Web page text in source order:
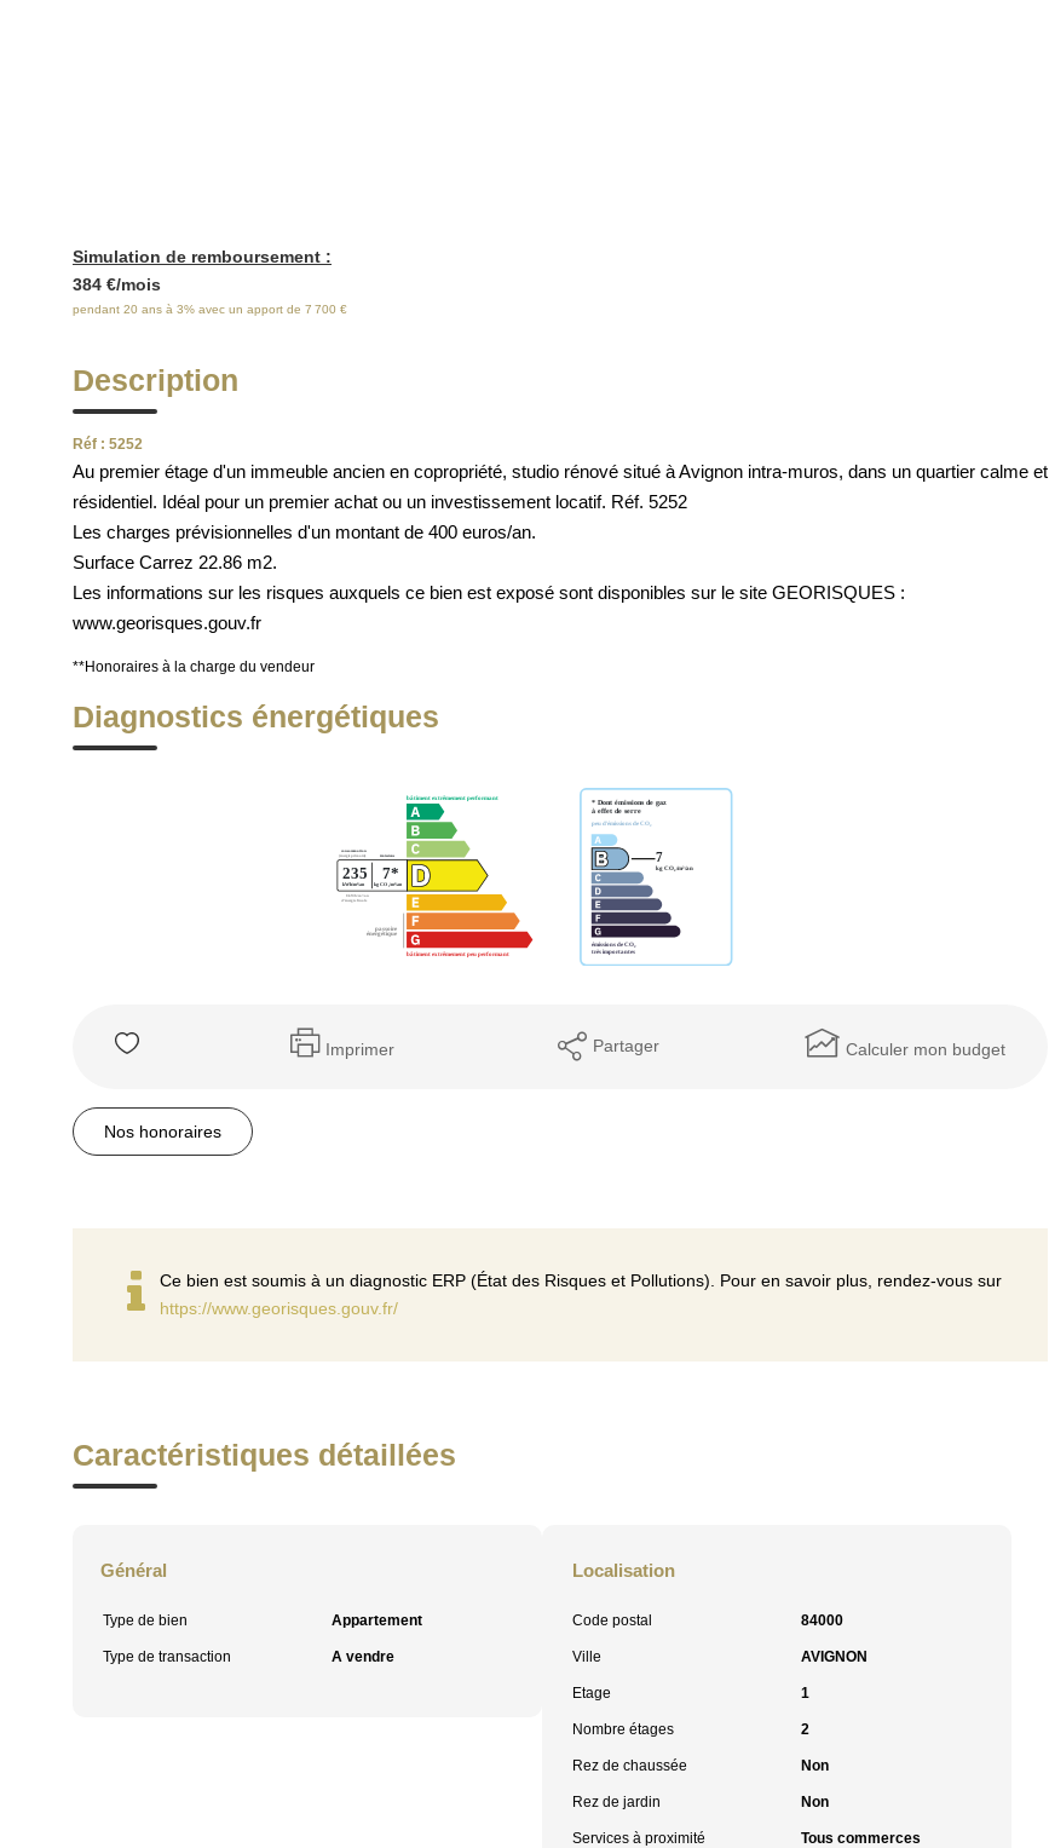
MENTIONS LÉGALES
Simulation de remboursement :
384 €/mois
pendant 20 ans à 3% avec un apport de 7 700 €
Description
Réf : 5252
Au premier étage d'un immeuble ancien en copropriété, studio rénové situé à Avignon intra-muros, dans un quartier calme et
résidentiel. Idéal pour un premier achat ou un investissement locatif. Réf. 5252
Les charges prévisionnelles d'un montant de 400 euros/an.
Surface Carrez 22.86 m2.
Les informations sur les risques auxquels ce bien est exposé sont disponibles sur le site GEORISQUES :
www.georisques.gouv.fr
**Honoraires à la charge du vendeur
Diagnostics énergétiques
Imprimer Partager Calculer mon budget
Nos honoraires
Ce bien est soumis à un diagnostic ERP (État des Risques et Pollutions). Pour en savoir plus, rendez-vous sur
https://www.georisques.gouv.fr/
Caractéristiques détaillées
Général
Type de bien Appartement
Type de transaction A vendre
Localisation
Code postal 84000
Ville AVIGNON
Etage 1
Nombre étages 2
Rez de chaussée Non
Rez de jardin Non
Services à proximité Tous commerces